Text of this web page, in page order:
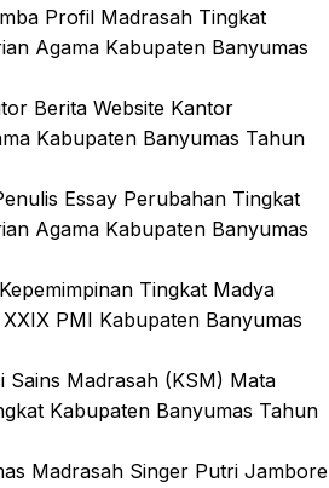
Profil Madrasah Tingkat
Agama Kabupaten Banyumas
Berita Website Kantor
Kabupaten Banyumas Tahun
Essay Perubahan Tingkat
Agama Kabupaten Banyumas
Tingkat Madya
PMI Kabupaten Banyumas
Sains Madrasah (KSM) Mata
Kabupaten Banyumas Tahun
Madrasah Singer Putri Jambore